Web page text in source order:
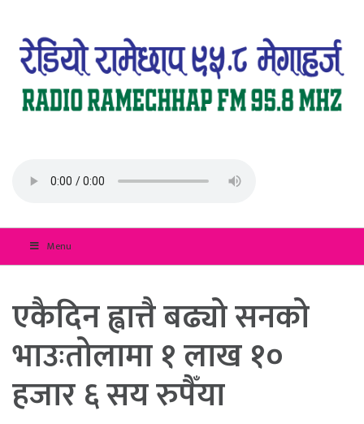
Menu
एकैदिन ह्वात्तै बढ्यो सनको
भाउःतोलामा १ लाख १०
हजार ६ सय रुपैँया